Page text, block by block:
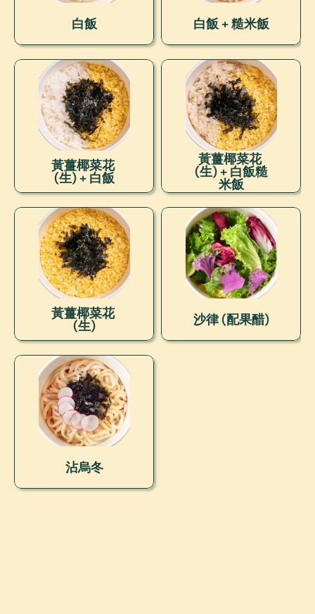
白飯 白飯 + 糙米飯
黃薑椰菜花
(生) + 白飯
黃薑椰菜花
(生) + 白飯糙
米飯
黃薑椰菜花
(生) 沙律 (配果醋)
沾烏冬